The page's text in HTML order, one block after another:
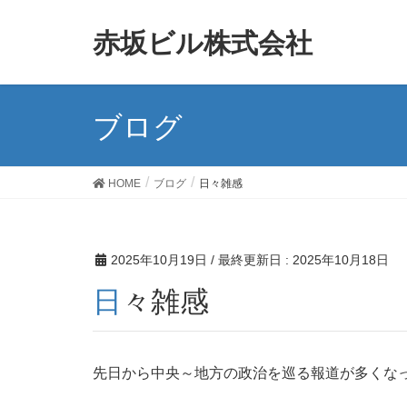
赤坂ビル株式会社
ブログ
HOME ブログ 日々雑感
2025年10月19日 / 最終更新日 : 2025年10月18日
日々雑感
先日から中央～地方の政治を巡る報道が多くな